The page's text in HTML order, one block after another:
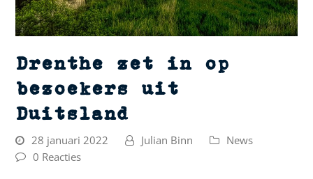
Drenthe zet in op
bezoekers uit
Duitsland
28 januari 2022 Julian Binn
News
0 Reacties